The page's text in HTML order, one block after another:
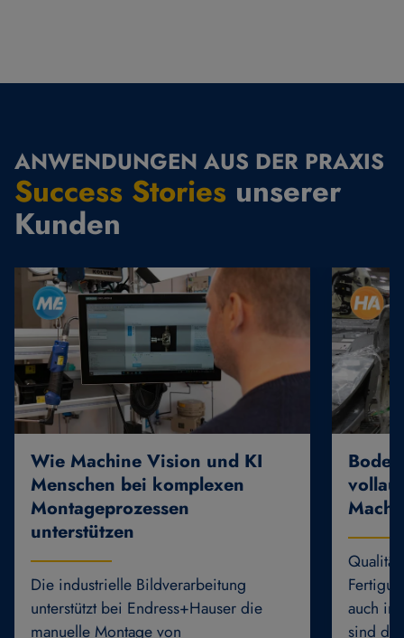
ANWENDUNGEN AUS DER PRAXIS
Success Stories unserer
Kunden
Wie Machine Vision und KI
Menschen bei komplexen
Montageprozessen
unterstützen
Die industrielle Bildverarbeitung
unterstützt bei Endress+Hauser die
manuelle Montage von
auch in
sind